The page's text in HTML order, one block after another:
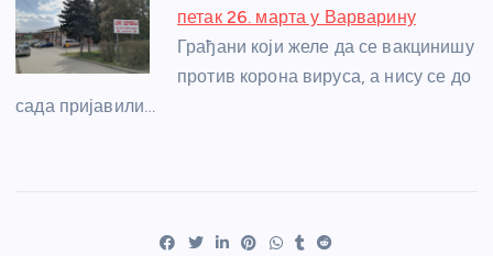
петак 26. марта у Варварину
Грађани који желе да се вакцинишу
против корона вируса, а нису се до
сада пријавили…